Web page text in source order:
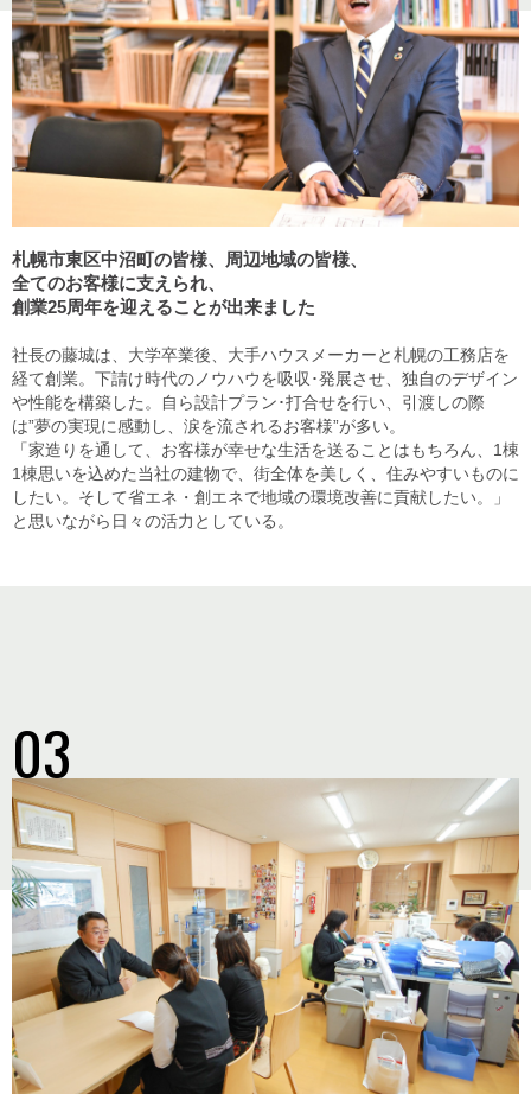
札幌市東区中沼町の皆様、周辺地域の皆様、
全てのお客様に支えられ、
創業25周年を迎えることが出来ました
社長の藤城は、大学卒業後、大手ハウスメーカーと札幌の工務店を
経て創業。 下請け時代のノウハウを吸収･発展させ、独自のデザイン
や性能を構築した。 自ら設計プラン･打合せを行い、引渡しの際
は”夢の実現に感動し、涙を流されるお客様”が多い。
「家造りを通して、お客様が幸せな生活を送ることはもちろん、1棟
1棟思いを込めた当社の建物で、街全体を美しく、住みやすいものに
したい。そして省エネ・創エネで地域の環境改善に貢献したい。」
と思いながら日々の活力としている。
03
働き方について